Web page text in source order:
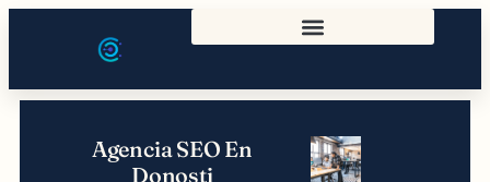
Agencia SEO En
Donosti